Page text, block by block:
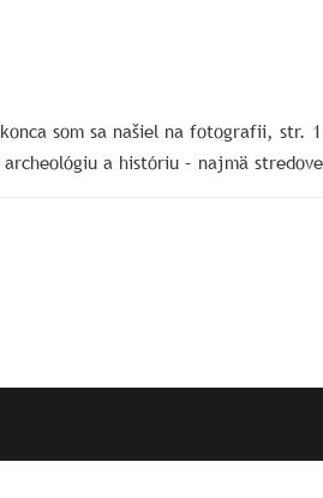
som sa našiel na fotografii, str.
a históriu – najmä